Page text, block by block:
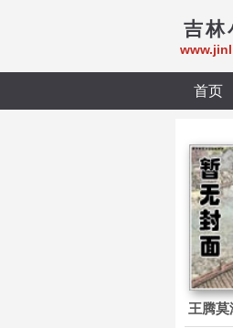
吉林
首页
王腾